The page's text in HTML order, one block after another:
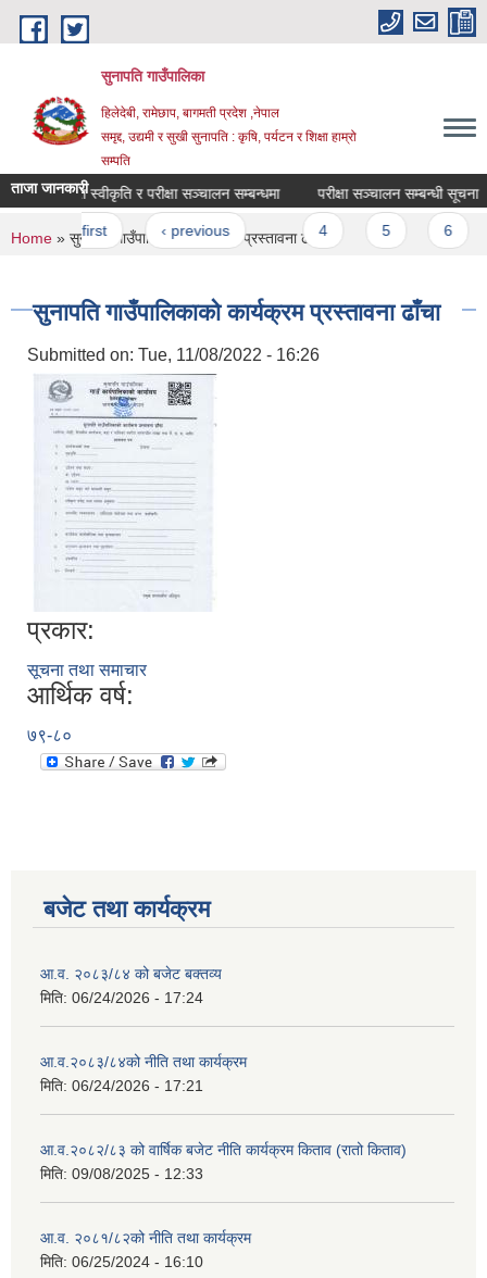
Skip to main content
सुनापति गाउँपालिका
हिलेदेबी, रामेछाप, बागमती प्रदेश ,नेपाल
समृद्द, उद्यमी र सुखी सुनापति : कृषि, पर्यटन र शिक्षा हाम्रो
सम्पति
ताजा जानकारी
दरखास्त स्वीकृति र परीक्षा सञ्चालन सम्बन्धमा परीक्षा सञ्चालन सम्बन्धी सूचना
Pages
« first ‹ previous … 4
You are here
Home » सुनापति गाउँपालिकाको कार्यक्रम प्रस्तावना ढाँचा
सुनापति गाउँपालिकाको कार्यक्रम प्रस्तावना ढाँचा
Submitted on: Tue, 11/08/2022 - 16:26
प्रकार:
सूचना तथा समाचार
आर्थिक वर्ष:
७९-८०
बजेट तथा कार्यक्रम
आ.व. २०८३/८४ को बजेट बक्तव्य
मिति: 06/24/2026 - 17:24
आ.व.२०८३/८४को नीति तथा कार्यक्रम
मिति: 06/24/2026 - 17:21
आ.व.२०८२/८३ को वार्षिक बजेट नीति कार्यक्रम किताव (रातो किताव)
मिति: 09/08/2025 - 12:33
आ.व. २०८१/८२को नीति तथा कार्यक्रम
मिति: 06/25/2024 - 16:10